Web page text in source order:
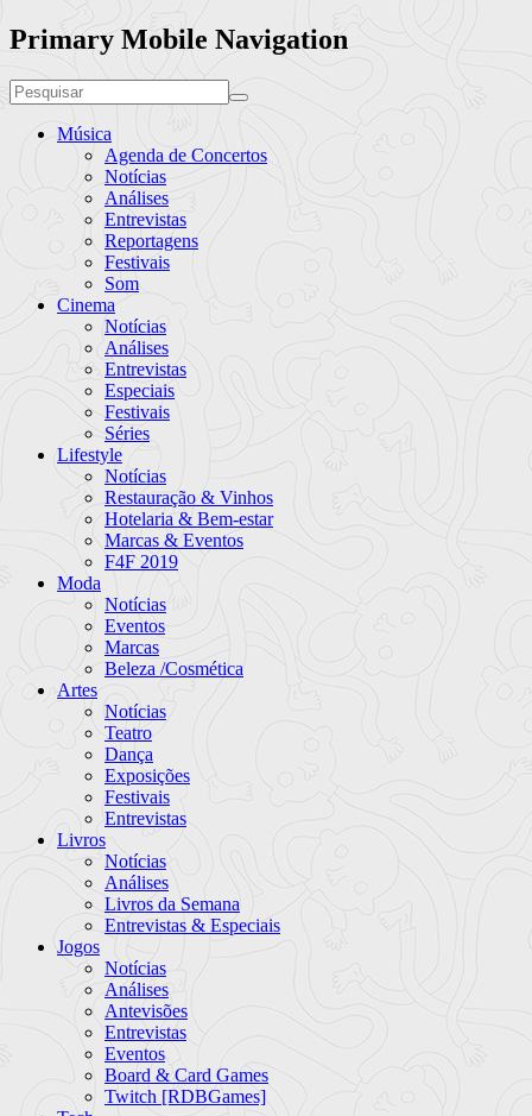
Primary Mobile Navigation
Música
Agenda de Concertos
Notícias
Análises
Entrevistas
Reportagens
Festivais
Som
Cinema
Notícias
Análises
Entrevistas
Especiais
Festivais
Séries
Lifestyle
Notícias
Restauração & Vinhos
Hotelaria & Bem-estar
Marcas & Eventos
F4F 2019
Moda
Notícias
Eventos
Marcas
Beleza /Cosmética
Artes
Notícias
Teatro
Dança
Exposições
Festivais
Entrevistas
Livros
Notícias
Análises
Livros da Semana
Entrevistas & Especiais
Jogos
Notícias
Análises
Antevisões
Entrevistas
Eventos
Board & Card Games
Twitch [RDBGames]